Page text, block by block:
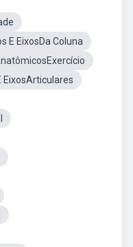
E EixosDa Coluna
EixosArticulares